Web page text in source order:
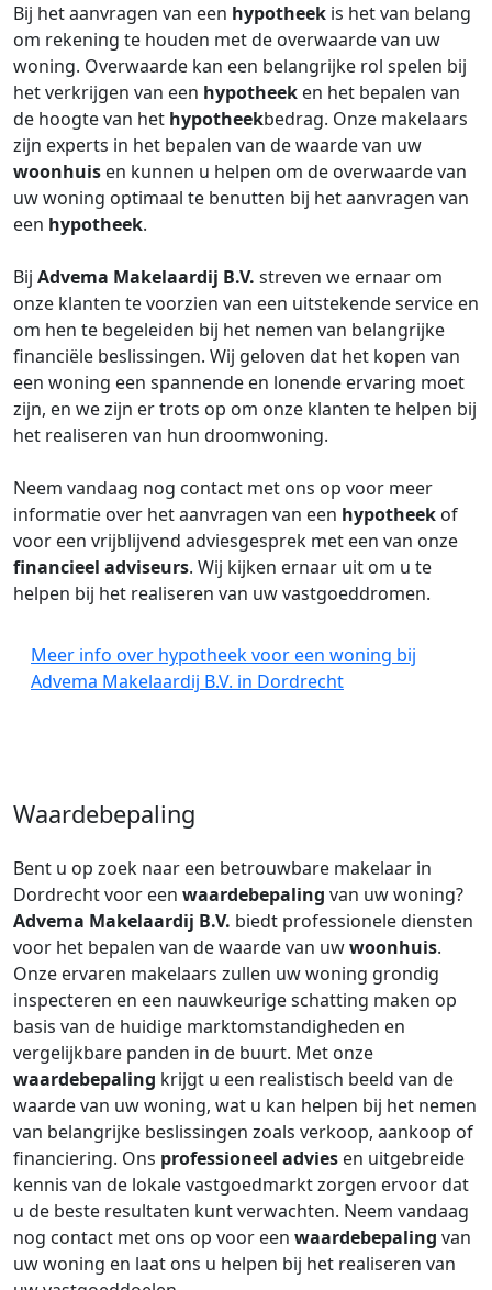
Bij het aanvragen van een hypotheek is het van belang
om rekening te houden met de overwaarde van uw
woning. Overwaarde kan een belangrijke rol spelen bij
het verkrijgen van een hypotheek en het bepalen van
de hoogte van het hypotheekbedrag. Onze makelaars
zijn experts in het bepalen van de waarde van uw
woonhuis en kunnen u helpen om de overwaarde van
uw woning optimaal te benutten bij het aanvragen van
een hypotheek.
Bij Advema Makelaardij B.V. streven we ernaar om
onze klanten te voorzien van een uitstekende service en
om hen te begeleiden bij het nemen van belangrijke
financiële beslissingen. Wij geloven dat het kopen van
een woning een spannende en lonende ervaring moet
zijn, en we zijn er trots op om onze klanten te helpen bij
het realiseren van hun droomwoning.
Neem vandaag nog contact met ons op voor meer
informatie over het aanvragen van een hypotheek of
voor een vrijblijvend adviesgesprek met een van onze
financieel adviseurs. Wij kijken ernaar uit om u te
helpen bij het realiseren van uw vastgoeddromen.
Meer info over hypotheek voor een woning bij
Advema Makelaardij B.V. in Dordrecht
Waardebepaling
Bent u op zoek naar een betrouwbare makelaar in
Dordrecht voor een waardebepaling van uw woning?
Advema Makelaardij B.V. biedt professionele diensten
voor het bepalen van de waarde van uwwoonhuis.
Onze ervaren makelaars zullen uw woning grondig
inspecteren en een nauwkeurige schatting maken op
basis van de huidige marktomstandigheden en
vergelijkbare panden in de buurt. Met onze
waardebepaling krijgt u een realistisch beeld van de
waarde van uw woning, wat u kan helpen bij het nemen
van belangrijke beslissingen zoals verkoop, aankoop of
financiering. Ons professioneel advies en uitgebreide
kennis van de lokale vastgoedmarkt zorgen ervoor dat
u de beste resultaten kunt verwachten. Neem vandaag
nog contact met ons op voor een waardebepaling van
uw woning en laat ons u helpen bij het realiseren van